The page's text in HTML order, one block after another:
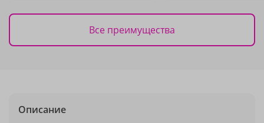
Все преимущества
Описание